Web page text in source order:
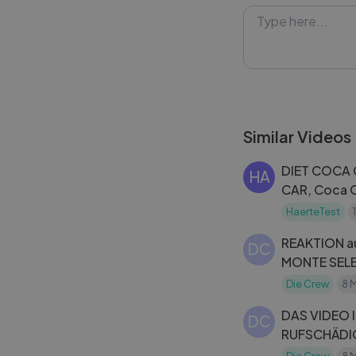
Similar Videos
HA
DIET COCA
CAR, Coca
PowerAde,
HaerteTest
DC
REAKTION
MONTE
Hugo ｜
Die Crew 8
DC
DAS VIDEO